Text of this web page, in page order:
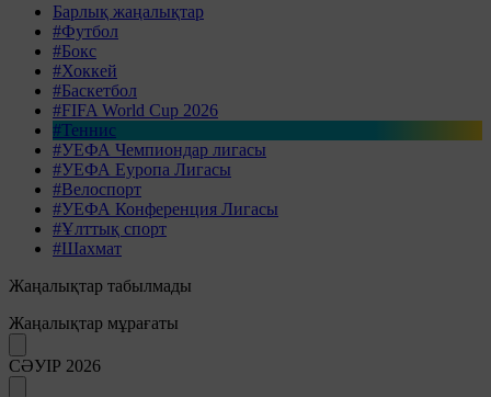
Барлық жаңалықтар
#Футбол
#Бокс
#Хоккей
#Баскетбол
#FIFA World Cup 2026
#Теннис
#УЕФА Чемпиондар лигасы
#УЕФА Еуропа Лигасы
#Велоспорт
#УЕФА Конференция Лигасы
#Ұлттық спорт
#Шахмат
Жаңалықтар табылмады
Жаңалықтар мұрағаты
СӘУІР 2026